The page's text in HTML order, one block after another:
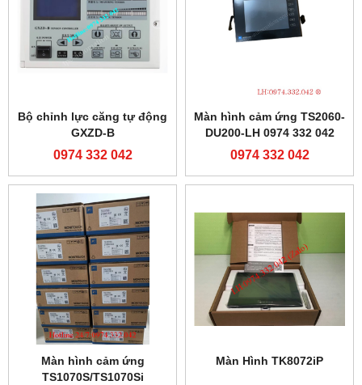
Bộ chỉnh lực căng tự động
GXZD-B
0974 332 042
Màn hình cảm ứng TS2060-
DU200-LH 0974 332 042
0974 332 042
Màn hình cảm ứng
TS1070S/TS1070Si
Màn Hình TK8072iP